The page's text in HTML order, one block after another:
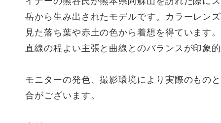
岳から生み出されたモデルです。カラーレン
見た落ち葉や赤土の色から着想を得ています
直線の程よい主張と曲線とのバランスが印象
モニターの発色、撮影環境により実際のもの
合がございます。